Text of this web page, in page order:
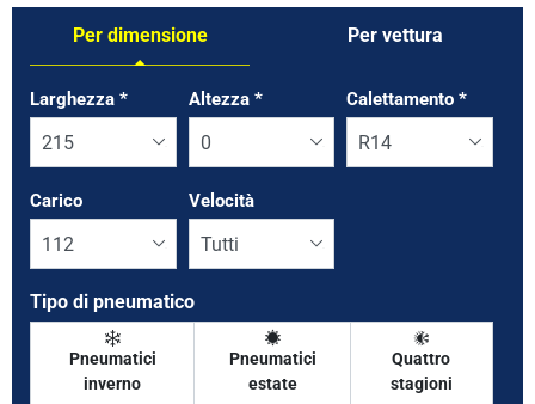
Per dimensione Per vettura
Tab updated: Per dimensione
Larghezza * Altezza * Calettamento*
Carico Velocità
Tipo di pneumatico
Pneumatici
inverno
Pneumatici
estate
Quattro
stagioni